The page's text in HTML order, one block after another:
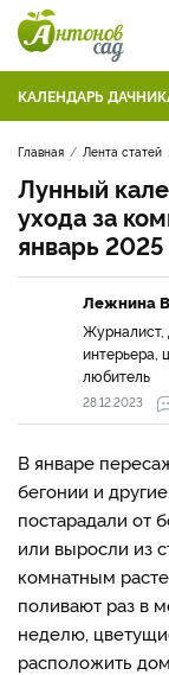
КАЛЕНДАРЬ
Главная Лента статей
Лунный
ухода за
январь 2025
Лежнина
Журналист,
интерьера,
любитель
28.12.2023
В январе
бегонии и
постарадали от
или выросли из
комнатным
поливают раз в
неделю,
расположить